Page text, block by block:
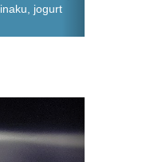
jogurt